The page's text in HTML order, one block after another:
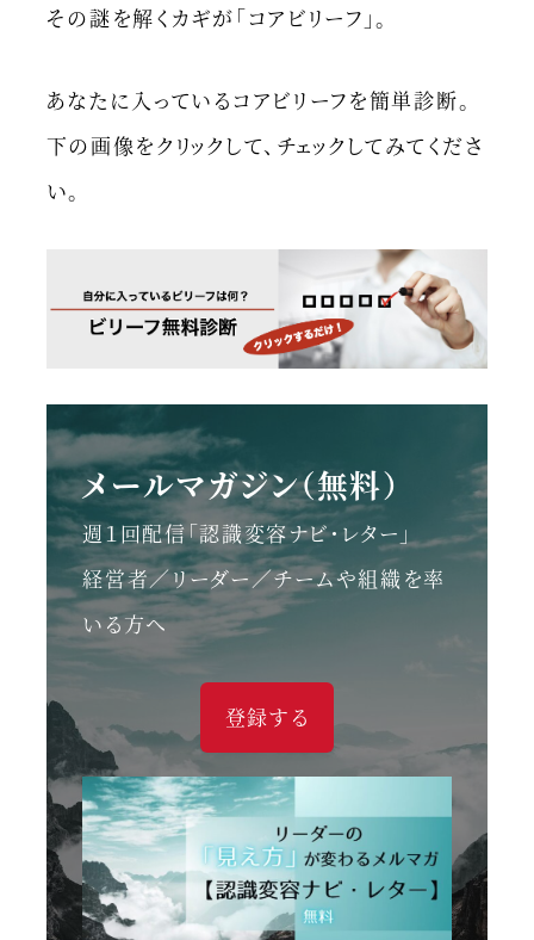
その謎を解くカギが「コアビリーフ」。
あなたに入っているコアビリーフを簡単診断。
下の画像をクリックして、チェックしてみてくださ
い。
メールマガジン（無料）
週１回配信「認識変容ナビ・レター」
経営者／リーダー／チームや組織を率
いる方へ
登録する